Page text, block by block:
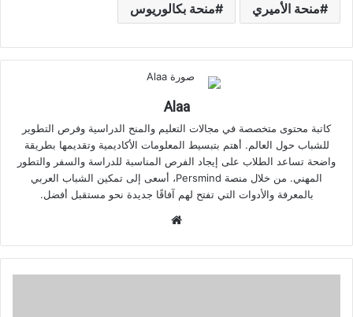
منحة الأميري منحة بكالوريوس
Alaa
كاتبة محتوى متخصصة في مجالات التعليم والمنح الدراسية وفرص التطوير
للشباب حول العالم. أهتم بتبسيط المعلومات الأكاديمية وتقديمها بطريقة
واضحة تساعد الطلاب على إيجاد الفرص المناسبة للدراسة والسفر والتطور
المهني. من خلال منصة Persmind، أسعى إلى تمكين الشباب العربي
بالمعرفة والأدوات التي تفتح لهم آفاقًا جديدة نحو مستقبل أفضل.